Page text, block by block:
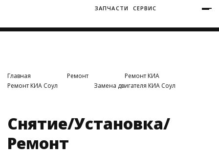
ЗАПЧАСТИ СЕРВИС
Главная Ремонт
Ремонт КИА
Ремонт КИА Соул
Замена двигателя КИА Соул
Снятие/Установка/
Ремонт